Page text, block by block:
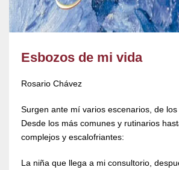
Esbozos de mi vida
Rosario Chávez
Surgen ante mí varios escenarios, de los
Desde los más comunes y rutinarios
complejos y escalofriantes:
La niña que llega a mi consultorio,